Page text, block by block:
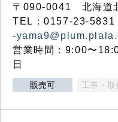
〒090-0041 北海道
TEL：0157-23-
-
営業時間：9:00〜
日
販売可 工事・取